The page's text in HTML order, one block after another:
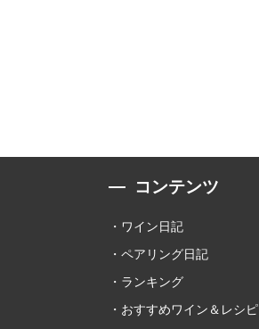
コンテンツ
ワイン日記
ペアリング日記
ランキング
おすすめワイン＆レシピ